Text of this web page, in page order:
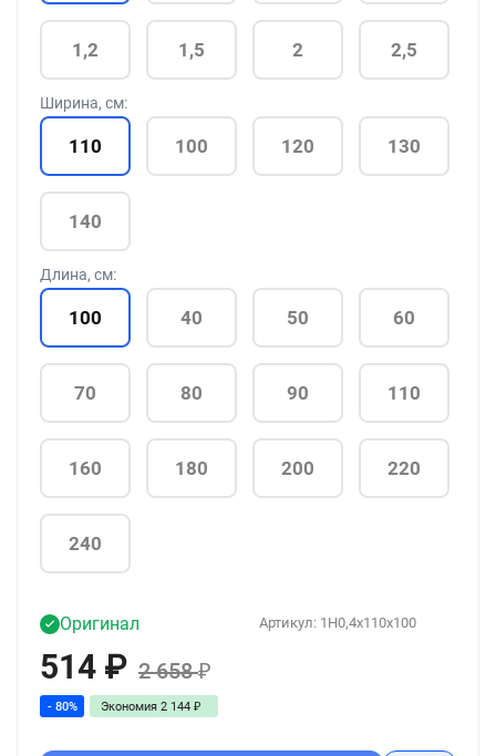
1,2 1,5 2 2,5
Ширина, см:
110 100 120 130
140
Длина, см:
100 40 50 60
70 80 90 110
160 180 200 220
240
Артикул: 1H0,4x110x100
Оригинал
514 ₽ 2 658₽
- 80% Экономия 2 144 ₽